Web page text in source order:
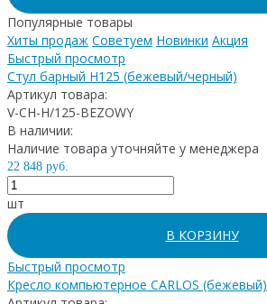
Популярные товары
Хиты продаж Советуем Новинки Акция
Быстрый просмотр
Стул барный H125 (бежевый/черный)
Артикул товара:
V-CH-H/125-BEZOWY
В наличии:
Наличие товара уточняйте у менеджера
22 848 руб.
шт
В КОРЗИНУ
Быстрый просмотр
Кресло компьютерное CARLOS (бежевый)